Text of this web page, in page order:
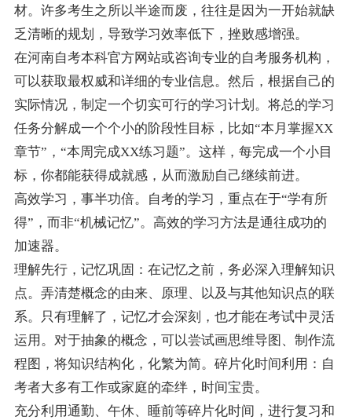
材。许多考生之所以半途而废，往往是因为一开始就缺
乏清晰的规划，导致学习效率低下，挫败感增强。
在河南自考本科官方网站或咨询专业的自考服务机构，
可以获取最权威和详细的专业信息。然后，根据自己的
实际情况，制定一个切实可行的学习计划。将总的学习
任务分解成一个个小的阶段性目标，比如“本月掌握XX
章节”，“本周完成XX练习题”。这样，每完成一个小目
标，你都能获得成就感，从而激励自己继续前进。
高效学习，事半功倍。自考的学习，重点在于“学有所
得”，而非“机械记忆”。高效的学习方法是通往成功的
加速器。
理解先行，记忆巩固：在记忆之前，务必深入理解知识
点。弄清楚概念的由来、原理、以及与其他知识点的联
系。只有理解了，记忆才会深刻，也才能在考试中灵活
运用。对于抽象的概念，可以尝试画思维导图、制作流
程图，将知识结构化，化繁为简。碎片化时间利用：自
考者大多有工作或家庭的牵绊，时间宝贵。
充分利用通勤、午休、睡前等碎片化时间，进行复习和